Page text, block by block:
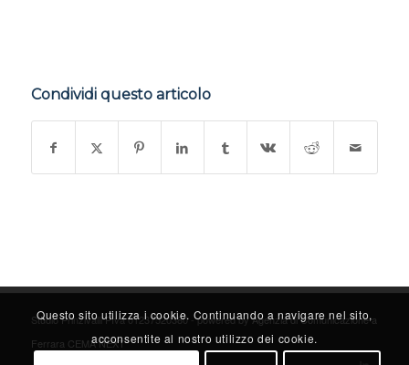
Condividi questo articolo
Studio Prinzivalli PIva 01237520380 - powered byAgenzia di Comunicazione a
Ferrara CEMA NEXT
Questo sito utilizza i cookie. Continuando a navigare nel sito,
acconsentite al nostro utilizzo dei cookie.